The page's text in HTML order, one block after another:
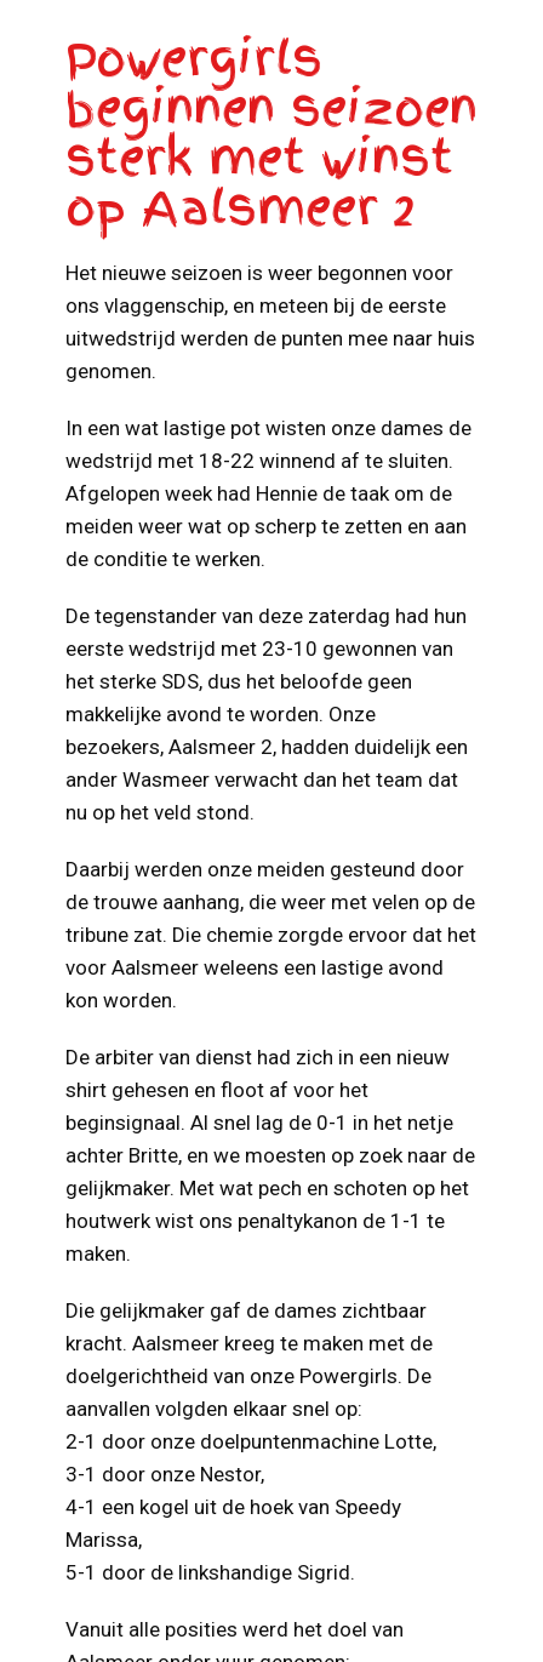
Powergirls
beginnen seizoen
sterk met winst
op Aalsmeer 2
Het nieuwe seizoen is weer begonnen voor
ons vlaggenschip, en meteen bij de eerste
uitwedstrijd werden de punten mee naar huis
genomen.
In een wat lastige pot wisten onze dames de
wedstrijd met 18-22 winnend af te sluiten.
Afgelopen week had Hennie de taak om de
meiden weer wat op scherp te zetten en aan
de conditie te werken.
De tegenstander van deze zaterdag had hun
eerste wedstrijd met 23-10 gewonnen van
het sterke SDS, dus het beloofde geen
makkelijke avond te worden. Onze
bezoekers, Aalsmeer 2, hadden duidelijk een
ander Wasmeer verwacht dan het team dat
nu op het veld stond.
Daarbij werden onze meiden gesteund door
de trouwe aanhang, die weer met velen op de
tribune zat. Die chemie zorgde ervoor dat het
voor Aalsmeer weleens een lastige avond
kon worden.
De arbiter van dienst had zich in een nieuw
shirt gehesen en floot af voor het
beginsignaal. Al snel lag de 0-1 in het netje
achter Britte, en we moesten op zoek naar de
gelijkmaker. Met wat pech en schoten op het
houtwerk wist ons penaltykanon de 1-1 te
maken.
Die gelijkmaker gaf de dames zichtbaar
kracht. Aalsmeer kreeg te maken met de
doelgerichtheid van onze Powergirls. De
aanvallen volgden elkaar snel op:
2-1 door onze doelpuntenmachine Lotte,
3-1 door onze Nestor,
4-1 een kogel uit de hoek van Speedy
Marissa,
5-1 door de linkshandige Sigrid.
Vanuit alle posities werd het doel van